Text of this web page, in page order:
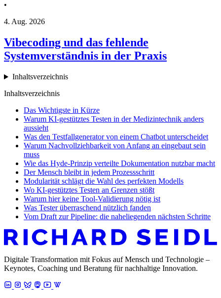
•
4. Aug. 2026
Vibecoding und das fehlende
Systemverständnis in der Praxis
Inhaltsverzeichnis
Inhaltsverzeichnis
Das Wichtigste in Kürze
Warum KI-gestütztes Testen in der Medizintechnik anders
aussieht
Was den Testfallgenerator von einem Chatbot unterscheidet
Warum Nachvollziehbarkeit von Anfang an eingebaut sein
muss
Wie das Hyde-Prinzip verteilte Dokumentation nutzbar macht
Der Mensch bleibt in jedem Prozessschritt
Modularität schlägt die Wahl des perfekten Modells
Wo KI-gestütztes Testen an Grenzen stößt
Warum hier keine Tool-Validierung nötig ist
Was Tester überraschend nützlich fanden
Vom Draft zur Pipeline: die naheliegenden nächsten Schritte
Digitale Transformation mit Fokus auf Mensch und Technologie –
Keynotes, Coaching und Beratung für nachhaltige Innovation.